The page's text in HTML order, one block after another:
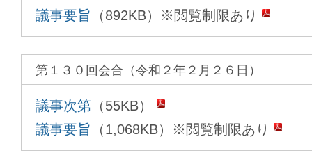
議事要旨 （892KB）※閲覧制限あり
第１３０回会合（令和２年２月２６日）
議事次第 （55KB）
議事要旨 （1,068KB）※閲覧制限あり